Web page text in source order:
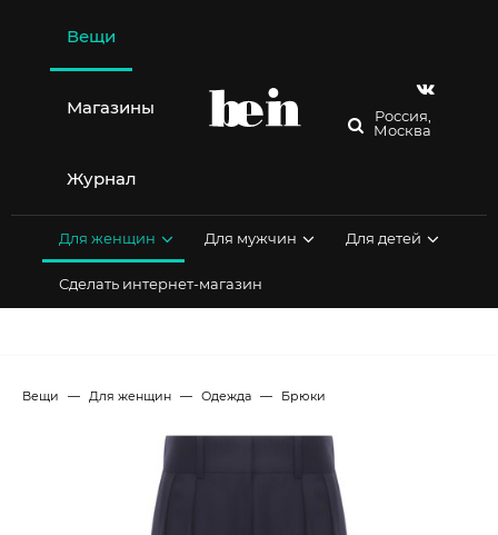
содержимому
Вещи
Магазины
Журнал
Россия,
Москва
Для женщин Для мужчин Для детей
Сделать интернет-магазин
Вещи Для женщин Одежда Брюки